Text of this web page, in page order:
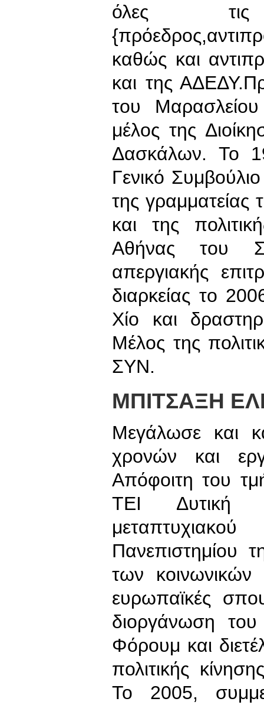
όλες
καθώς και
και της
του
μέλος της
Δασκάλων. Το
Γενικό
της
και της
Αθήνας του
απεργιακής
διαρκείας το
Χίο και
Μέλος της
ΣΥΝ.
ΜΠΙΤΣΑΞΗ
Μεγάλωσε και
χρονών και
Απόφοιτη του
ΤΕΙ Δυτική
Πανεπιστημίου
των κοινωνικών
ευρωπαϊκές
διοργάνωση
Φόρουμ και
πολιτικής
Το 2005,